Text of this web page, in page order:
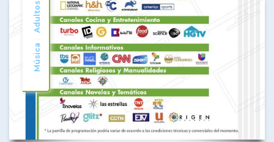
Música
Adultos